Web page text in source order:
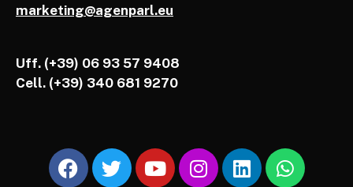
marketing@agenparl.eu
Uff. (+39) 06 93 57 9408
Cell. (+39) 340 681 9270